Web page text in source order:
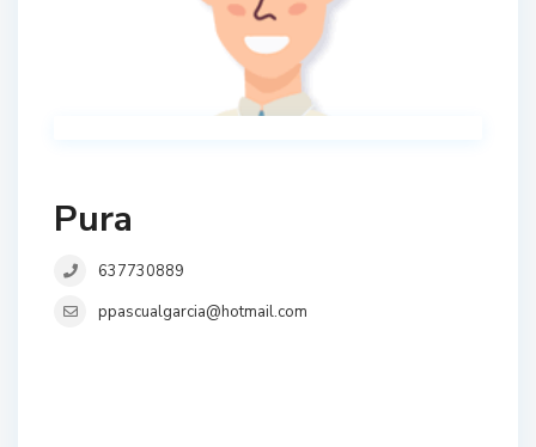
Pura
637730889
ppascualgarcia@hotmail.com